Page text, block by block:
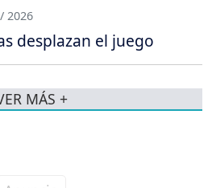
2026
desplazan el juego
MÁS +